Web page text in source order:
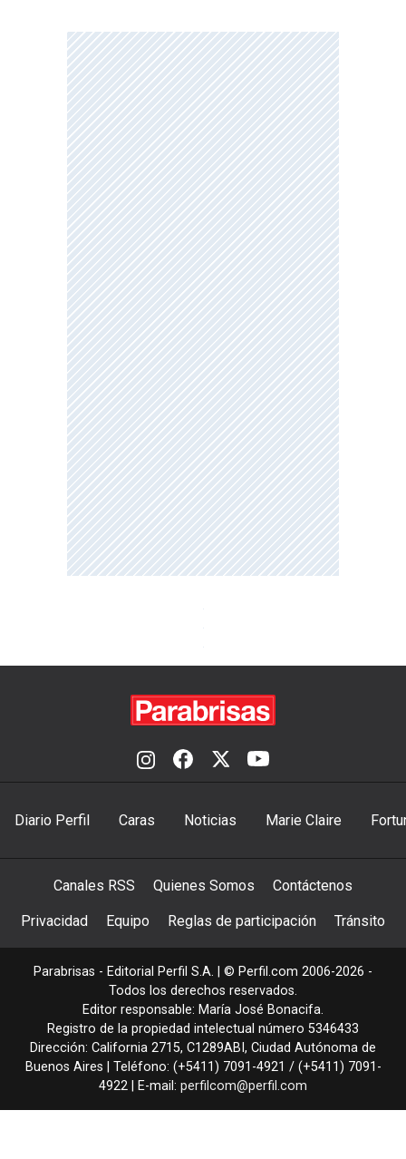
Diario Perfil Caras Noticias Marie Claire
Canales RSS Quienes Somos Contáctenos
Privacidad Equipo Reglas de participación Tránsito
Parabrisas - Editorial Perfil S.A. | © Perfil.com 2006-2026 -
Todos los derechos reservados.
Editor responsable: María José Bonacifa.
Registro de la propiedad intelectual número 5346433
Dirección: California 2715, C1289ABI, Ciudad Autónoma de
Buenos Aires | Teléfono: (+5411) 7091-4921 / (+5411) 7091-
4922 | E-mail: perfilcom@perfil.com